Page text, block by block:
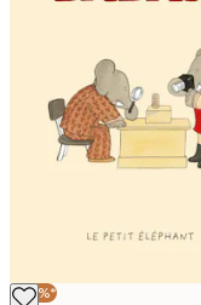
-40%*